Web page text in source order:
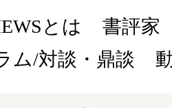
とは
書評家
ム/対談・鼎談